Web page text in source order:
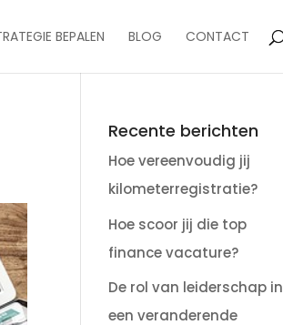
BEPALEN BLOG CONTACT
Recente berichten
Hoe vereenvoudig jij
kilometerregistratie?
Hoe scoor jij die top
finance vacature?
De rol van leiderschap in
een veranderende